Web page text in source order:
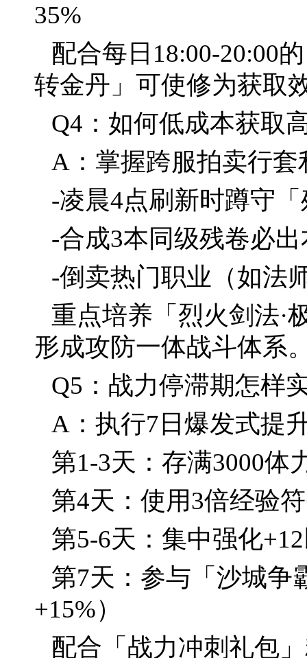
35%
配合每日18:00-20:00
转金丹」可使修为获取
Q4：如何低成本获取
A：掌握跨服拍卖行套
-凌晨4点刷新时蹲守
-合成3本同级残卷必
-倒卖热门职业（如法
重点培养「烈火剑法·
形成攻防一体战斗体系
Q5：战力停滞期怎样
A：执行7日爆发式提
第1-3天：存满3000体
第4天：使用3倍经验
第5-6天：集中强化
第7天：参与「沙城争
+15%）
配合「战力冲刺礼包